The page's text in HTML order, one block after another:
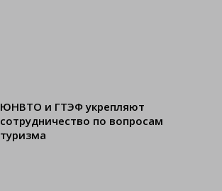
ЮНВТО и ГТЭФ укрепляют
сотрудничество по вопросам
туризма